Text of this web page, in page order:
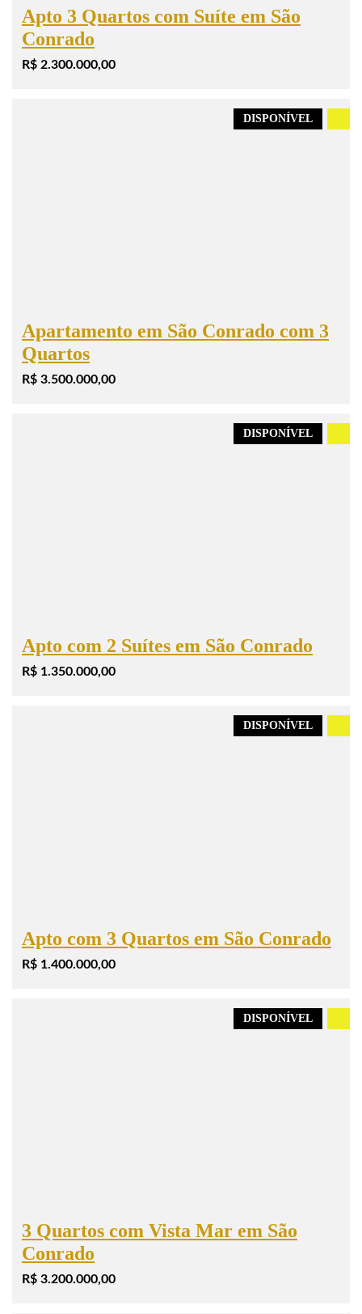
Apto 3 Quartos com Suíte em São
Conrado
R$ 2.300.000,00
DISPONÍVEL
Apartamento em São Conrado com 3
Quartos
R$ 3.500.000,00
DISPONÍVEL
Apto com 2 Suítes em São Conrado
R$ 1.350.000,00
DISPONÍVEL
Apto com 3 Quartos em São Conrado
R$ 1.400.000,00
DISPONÍVEL
3 Quartos com Vista Mar em São
Conrado
R$ 3.200.000,00